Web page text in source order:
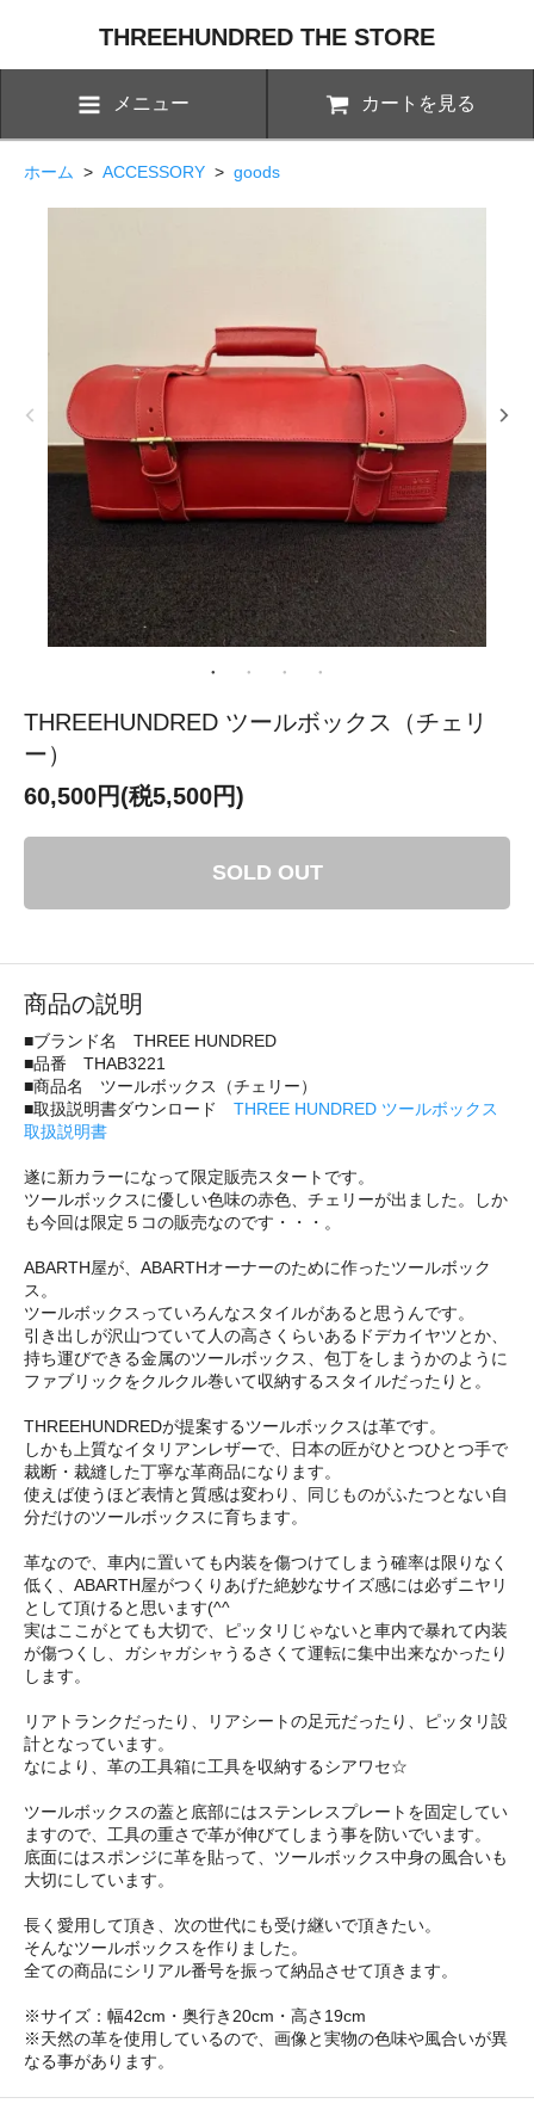
THREEHUNDRED THE STORE
メニュー カートを見る
ホーム > ACCESSORY > goods
THREEHUNDRED ツールボックス（チェリ
ー）
60,500円(税5,500円)
SOLD OUT
商品の説明
■ブランド名 THREE HUNDRED
■品番 THAB3221
■商品名 ツールボックス（チェリー）
■取扱説明書ダウンロード THREE HUNDRED ツールボックス
取扱説明書
遂に新カラーになって限定販売スタートです。
ツールボックスに優しい色味の赤色、チェリーが出ました。しか
も今回は限定５コの販売なのです・・・。
ABARTH屋が、ABARTHオーナーのために作ったツールボック
ス。
ツールボックスっていろんなスタイルがあると思うんです。
引き出しが沢山つていて人の高さくらいあるドデカイヤツとか、
持ち運びできる金属のツールボックス、包丁をしまうかのように
ファブリックをクルクル巻いて収納するスタイルだったりと。
THREEHUNDREDが提案するツールボックスは革です。
しかも上質なイタリアンレザーで、日本の匠がひとつひとつ手で
裁断・裁縫した丁寧な革商品になります。
使えば使うほど表情と質感は変わり、同じものがふたつとない自
分だけのツールボックスに育ちます。
革なので、車内に置いても内装を傷つけてしまう確率は限りなく
低く、ABARTH屋がつくりあげた絶妙なサイズ感には必ずニヤリ
として頂けると思います(^^ゞ
実はここがとても大切で、ピッタリじゃないと車内で暴れて内装
が傷つくし、ガシャガシャうるさくて運転に集中出来なかったり
します。
リアトランクだったり、リアシートの足元だったり、ピッタリ設
計となっています。
なにより、革の工具箱に工具を収納するシアワセ☆
ツールボックスの蓋と底部にはステンレスプレートを固定してい
ますので、工具の重さで革が伸びてしまう事を防いでいます。
底面にはスポンジに革を貼って、ツールボックス中身の風合いも
大切にしています。
長く愛用して頂き、次の世代にも受け継いで頂きたい。
そんなツールボックスを作りました。
全ての商品にシリアル番号を振って納品させて頂きます。
※サイズ：幅42cm・奥行き20cm・高さ19cm
※天然の革を使用しているので、画像と実物の色味や風合いが異
なる事があります。